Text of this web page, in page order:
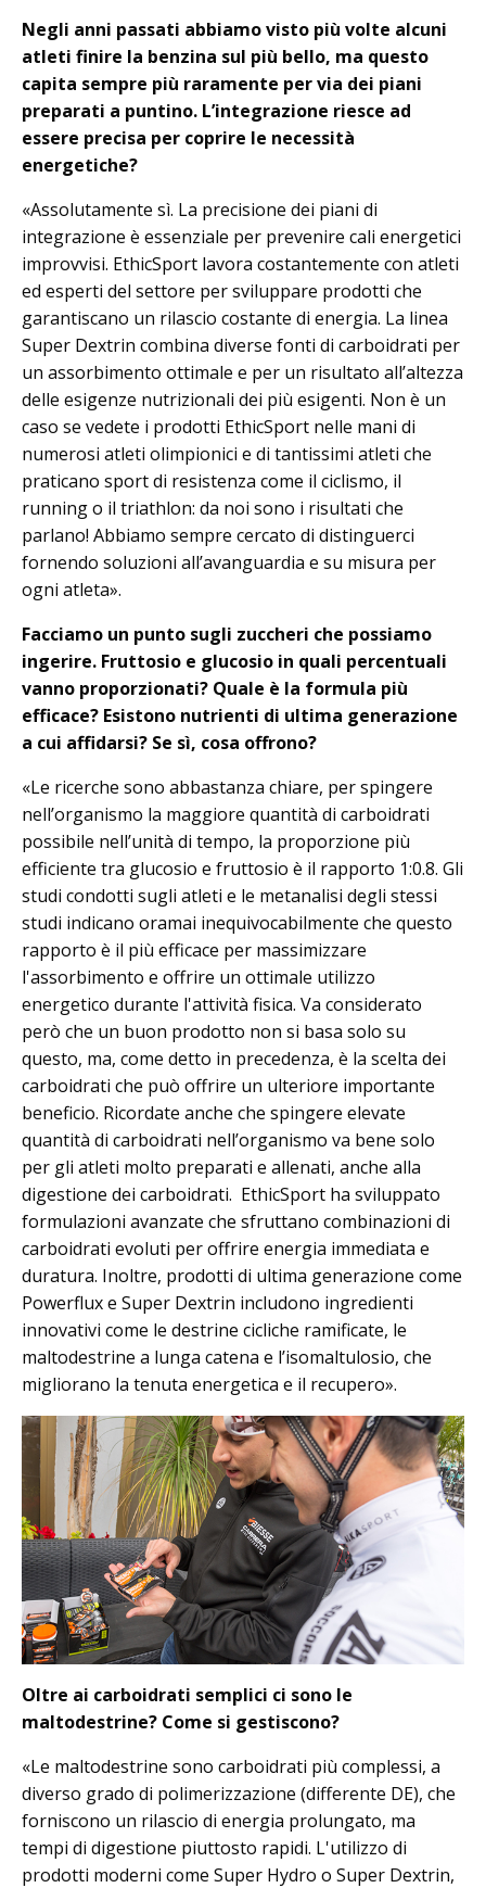
Negli anni passati abbiamo visto più volte alcuni
atleti finire la benzina sul più bello, ma questo
capita sempre più raramente per via dei piani
preparati a puntino. L’integrazione riesce ad
essere precisa per coprire le necessità
energetiche?
«Assolutamente sì. La precisione dei piani di
integrazione è essenziale per prevenire cali energetici
improvvisi. EthicSport lavora costantemente con atleti
ed esperti del settore per sviluppare prodotti che
garantiscano un rilascio costante di energia. La linea
Super Dextrin combina diverse fonti di carboidrati per
un assorbimento ottimale e per un risultato all’altezza
delle esigenze nutrizionali dei più esigenti. Non è un
caso se vedete i prodotti EthicSport nelle mani di
numerosi atleti olimpionici e di tantissimi atleti che
praticano sport di resistenza come il ciclismo, il
running o il triathlon: da noi sono i risultati che
parlano! Abbiamo sempre cercato di distinguerci
fornendo soluzioni all’avanguardia e su misura per
ogni atleta».
Facciamo un punto sugli zuccheri che possiamo
ingerire. Fruttosio e glucosio in quali percentuali
vanno proporzionati? Quale è la formula più
efficace? Esistono nutrienti di ultima generazione
a cui affidarsi? Se sì, cosa offrono?
«Le ricerche sono abbastanza chiare, per spingere
nell’organismo la maggiore quantità di carboidrati
possibile nell’unità di tempo, la proporzione più
efficiente tra glucosio e fruttosio è il rapporto 1:0.8. Gli
studi condotti sugli atleti e le metanalisi degli stessi
studi indicano oramai inequivocabilmente che questo
rapporto è il più efficace per massimizzare
l'assorbimento e offrire un ottimale utilizzo
energetico durante l'attività fisica. Va considerato
però che un buon prodotto non si basa solo su
questo, ma, come detto in precedenza, è la scelta dei
carboidrati che può offrire un ulteriore importante
beneficio. Ricordate anche che spingere elevate
quantità di carboidrati nell’organismo va bene solo
per gli atleti molto preparati e allenati, anche alla
digestione dei carboidrati. EthicSport ha sviluppato
formulazioni avanzate che sfruttano combinazioni di
carboidrati evoluti per offrire energia immediata e
duratura. Inoltre, prodotti di ultima generazione come
Powerflux e Super Dextrin includono ingredienti
innovativi come le destrine cicliche ramificate, le
maltodestrine a lunga catena e l’isomaltulosio, che
migliorano la tenuta energetica e il recupero».
Oltre ai carboidrati semplici ci sono le
maltodestrine? Come si gestiscono?
«Le maltodestrine sono carboidrati più complessi, a
diverso grado di polimerizzazione (differente DE), che
forniscono un rilascio di energia prolungato, ma
tempi di digestione piuttosto rapidi. L'utilizzo di
prodotti moderni come Super Hydro o Super Dextrin,